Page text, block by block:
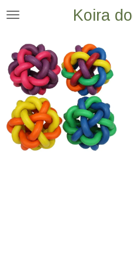
Ga
naar
de
hoofdinhoud
Koira